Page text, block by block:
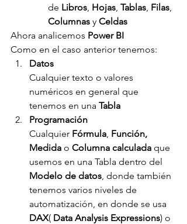
de Libros Hojas Tablas Filas
Columnas y Celdas
Ahora analicemos Power BI
Como en el caso anterior tenemos:
Datos
Cualquier texto o valores
numéricos en general que
tenemos en una Tabla
Programación
Cualquier Fórmula Función,
Medida o Columna calculada que
usemos en una Tabla dentro del
Modelo de datos , donde también
tenemos varios niveles de
automatización, en donde se usa
DAX( Data Analysis Expressions) o